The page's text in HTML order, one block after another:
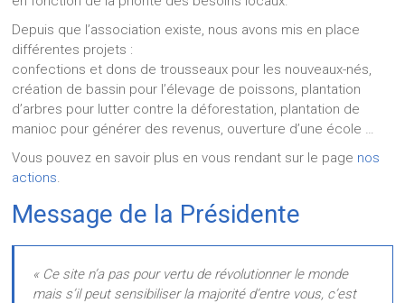
Depuis que l’association existe, nous avons mis en place
différentes projets :
confections et dons de trousseaux pour les nouveaux-nés,
création de bassin pour l’élevage de poissons, plantation
d’arbres pour lutter contre la déforestation, plantation de
manioc pour générer des revenus, ouverture d’une école …
Vous pouvez en savoir plus en vous rendant sur le page nos
actions.
Message de la Présidente
« Ce site n’a pas pour vertu de révolutionner le monde
mais s’il peut sensibiliser la majorité d’entre vous, c’est